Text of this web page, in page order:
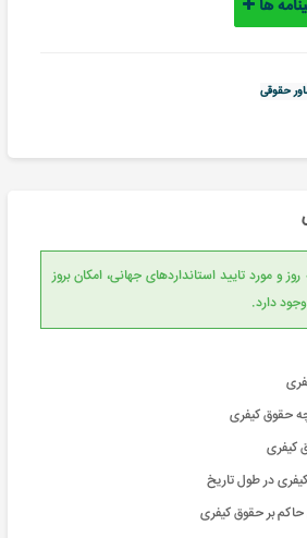
ها
حقوقی
به دلیل تطابق با دانش به روز و مورد تایید استانداردهای جهانی، امکان بروز
دارد.
حقوق کیفری
کیفری
در طول تاریخ
بر حقوق کیفری